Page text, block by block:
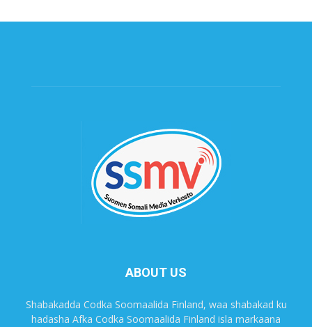
ABOUT US
Shabakadda Codka Soomaalida Finland, waa shabakad ku
hadasha Afka Codka Soomaalida Finland isla markaana